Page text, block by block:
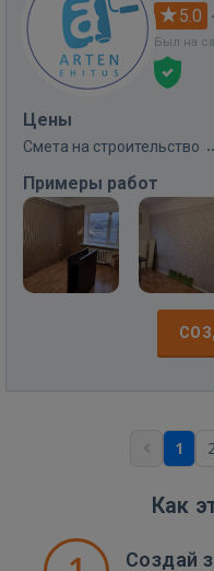
5.0 ·
Был на
Цены
Смета на строительство
Примеры работ
1
Как
Создай